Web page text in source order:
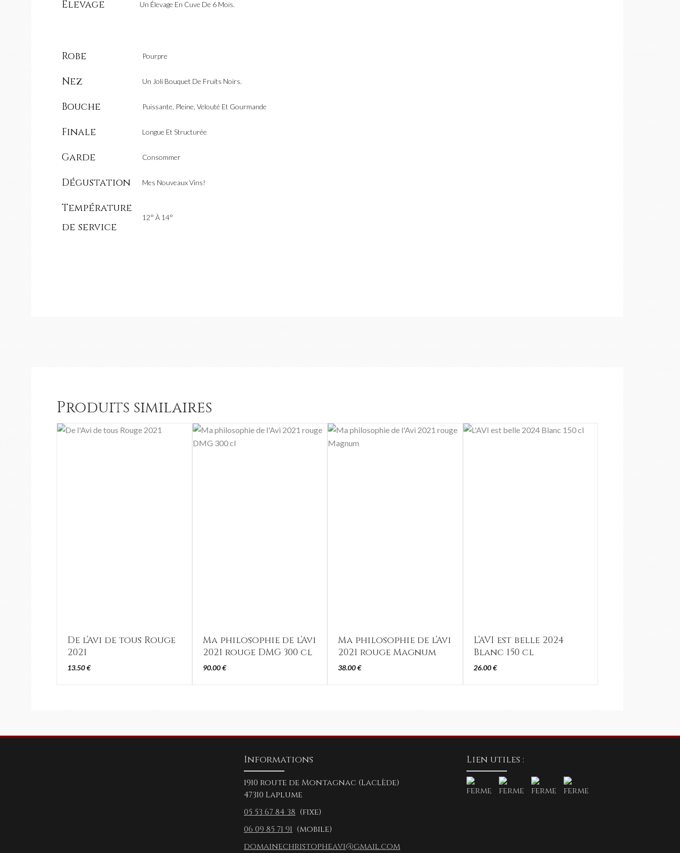
Elevage Un Élevage En Cuve De 6 Mois.
Robe Pourpre
Nez Un Joli Bouquet De Fruits Noirs.
Bouche Puissante, Pleine, Velouté Et Gourmande
Finale Longue Et Structurée
Garde Consommer
Dégustation Mes Nouveaux Vins!
Température
de service
12° À 14°
Produits similaires
De l’Avi de tous Rouge
2021
13.50€
Ma philosophie de l’Avi
2021 rouge DMG 300 cl
90.00€
Ma philosophie de l’Avi
2021 rouge Magnum
38.00€
L’AVI est belle 2024
Blanc 150 cl
26.00€
Informations
1910 route de Montagnac (Laclède)
47310 Laplume
05 53 67 84 38 (fixe)
06 09 85 71 91 (mobile)
domainechristopheavi@gmail.com
Lien utiles :